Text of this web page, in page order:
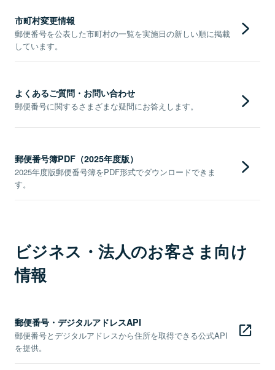
市町村変更情報
郵便番号を公表した市町村の一覧を実施日の新しい順に掲載
しています。
よくあるご質問・お問い合わせ
郵便番号に関するさまざまな疑問にお答えします。
郵便番号簿PDF（2025年度版）
2025年度版郵便番号簿をPDF形式でダウンロードできま
す。
ビジネス・法人のお客さま向け
情報
郵便番号・デジタルアドレスAPI
郵便番号とデジタルアドレスから住所を取得できる公式API
を提供。